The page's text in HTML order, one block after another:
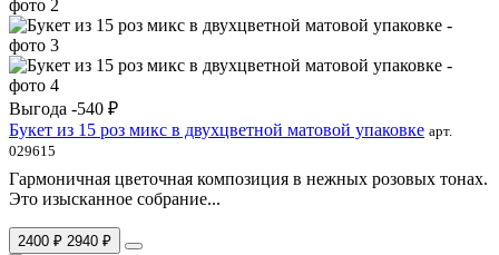
Выгода -540 ₽
Букет из 15 роз микс в двухцветной матовой упаковке арт.
029615
Гармоничная цветочная композиция в нежных розовых тонах.
Это изысканное собрание...
2400 ₽ 2940 ₽